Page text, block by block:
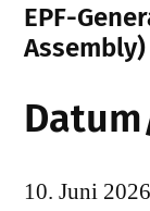
EPF-
Assembly)
10. Juni